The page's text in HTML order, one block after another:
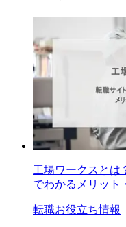
工場ワークスとは
でわかるメリット
転職お役立ち情報